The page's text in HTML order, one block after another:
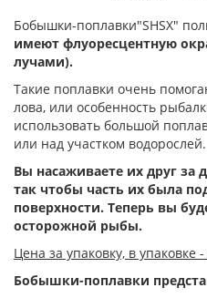
Бобышки-поплавки"SHSX"
имеют флуоресцентную
лучами).
Такие поплавки очень
лова, или особенность
использовать большой
или над участком водорослей.
Вы насаживаете их друг за
так чтобы часть их была
поверхности. Теперь вы
осторожной рыбы.
Цена за упаковку, в упаковке
Бобышки-поплавки